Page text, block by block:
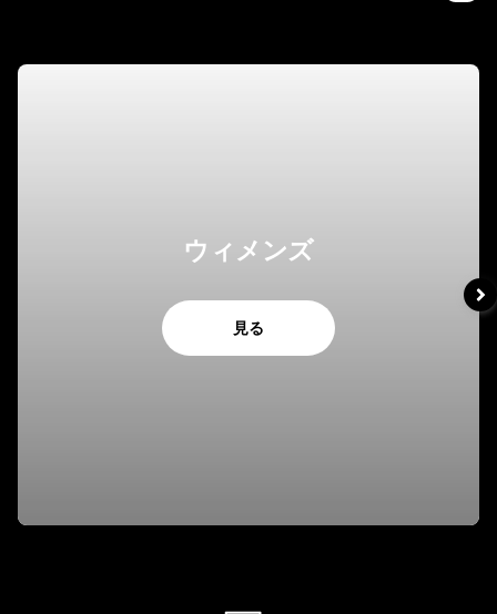
ウィメンズ
見る